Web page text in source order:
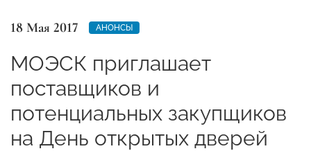
18 Мая 2017 АНОНСЫ
МОЭСК приглашает
поставщиков и
потенциальных закупщиков
на День открытых дверей